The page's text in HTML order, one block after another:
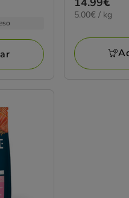
estrelas
com
avaliações
14.99€
5.00€
KG
5.00€ / kg